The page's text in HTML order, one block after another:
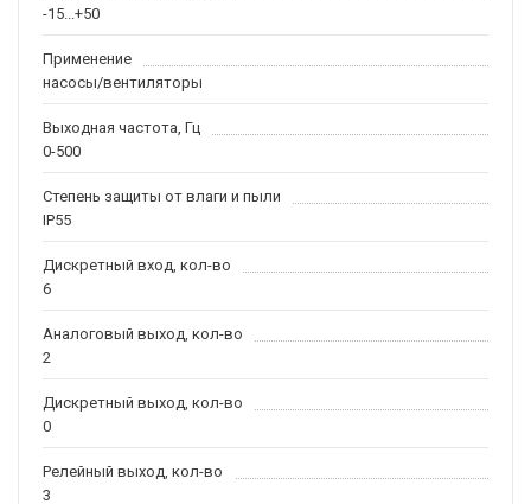
-15...+50
Применение
насосы/вентиляторы
Выходная частота, Гц
0-500
Степень защиты от влаги и пыли
IP55
Дискретный вход, кол-во
6
Аналоговый выход, кол-во
2
Дискретный выход, кол-во
0
Релейный выход, кол-во
3